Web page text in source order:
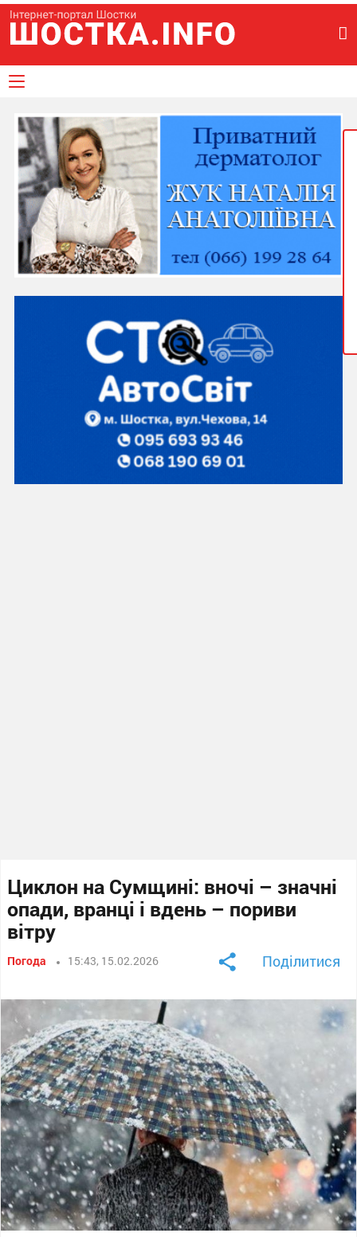
Циклон на Сумщині: вночі – значні
опади, вранці і вдень – пориви
вітру
Погода 15:43, 15.02.2026 Поділитися